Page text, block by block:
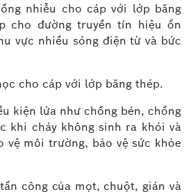
nhiễu cho cáp với lớp băng
cho đường truyền tín hiệu ổn
vực nhiều sóng điện từ và bức
cho cáp với lớp băng thép.
kiện lửa như chống bén, chống
khi cháy không sinh ra khói và
vệ môi trường, bảo vệ sức khỏe
công của mọt, chuột, gián và